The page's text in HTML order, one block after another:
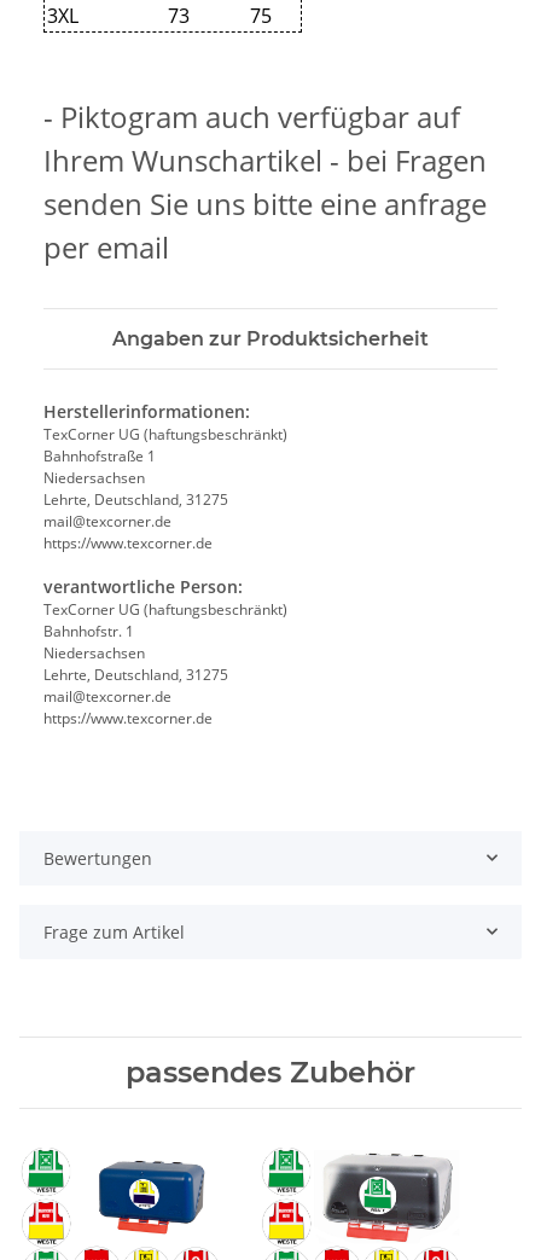
3XL
73 75
- Piktogram auch verfügbar auf
Ihrem Wunschartikel - bei Fragen
senden Sie uns bitte eine anfrage
per email
Angaben zur Produktsicherheit
Herstellerinformationen:
TexCorner UG (haftungsbeschränkt)
Bahnhofstraße 1
Niedersachsen
Lehrte, Deutschland, 31275
mail@texcorner.de
https://www.texcorner.de
verantwortliche Person:
TexCorner UG (haftungsbeschränkt)
Bahnhofstr. 1
Niedersachsen
Lehrte, Deutschland, 31275
mail@texcorner.de
https://www.texcorner.de
Bewertungen
Frage zum Artikel
passendes Zubehör